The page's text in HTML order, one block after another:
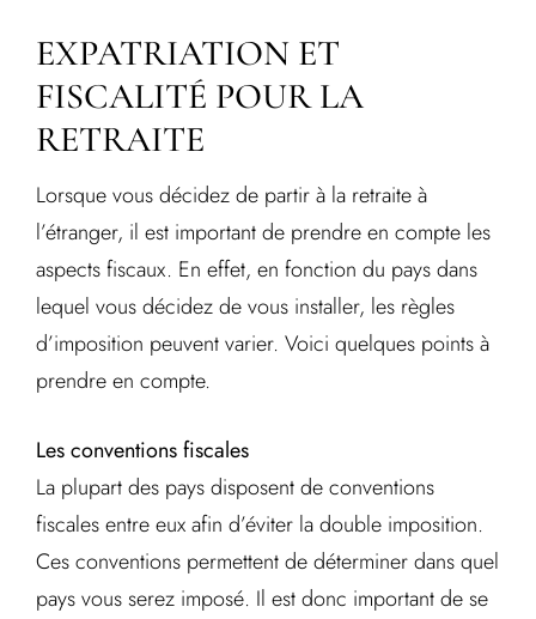
EXPATRIATION ET
FISCALITÉ POUR LA
RETRAITE
Lorsque vous décidez de partir à la retraite à
l’étranger, il est important de prendre en compte les
aspects fiscaux. En effet, en fonction du pays dans
lequel vous décidez de vous installer, les règles
d’imposition peuvent varier. Voici quelques points à
prendre en compte.
Les conventions fiscales
La plupart des pays disposent de conventions
fiscales entre eux afin d’éviter la double imposition.
Ces conventions permettent de déterminer dans quel
pays vous serez imposé. Il est donc important de se